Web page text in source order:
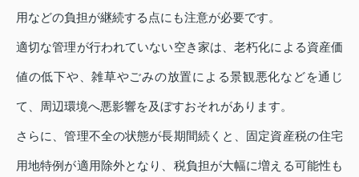
用などの負担が継続する点にも注意が必要です。
適切な管理が行われていない空き家は、老朽化による資産価
値の低下や、雑草やごみの放置による景観悪化などを通じ
て、周辺環境へ悪影響を及ぼすおそれがあります。
さらに、管理不全の状態が長期間続くと、固定資産税の住宅
用地特例が適用除外となり、税負担が大幅に増える可能性も